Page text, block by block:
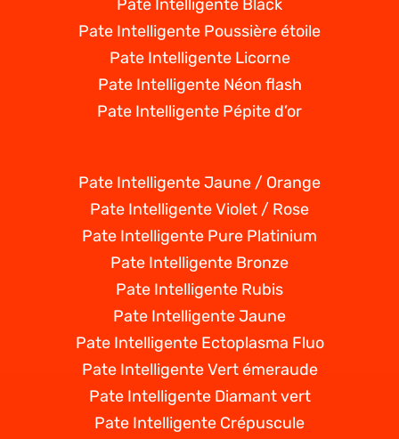
Pate Intelligente Black
Pate Intelligente Poussière étoile
Pate Intelligente Licorne
Pate Intelligente Néon flash
Pate Intelligente Pépite d’or
Pate Intelligente Jaune / Orange
Pate Intelligente Violet / Rose
Pate Intelligente Pure Platinium
Pate Intelligente Bronze
Pate Intelligente Rubis
Pate Intelligente Jaune
Pate Intelligente Ectoplasma Fluo
Pate Intelligente Vert émeraude
Pate Intelligente Diamant vert
Pate Intelligente Crépuscule